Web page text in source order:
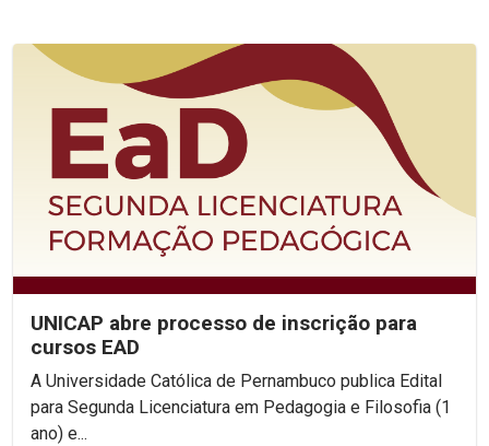
UNICAP abre processo de inscrição para
cursos EAD
A Universidade Católica de Pernambuco publica Edital
para Segunda Licenciatura em Pedagogia e Filosofia (1
ano) e...